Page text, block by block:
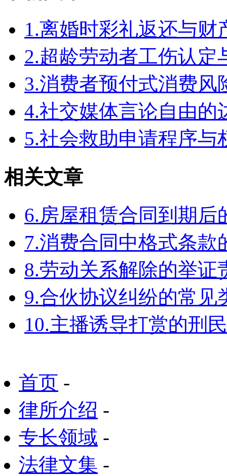
1.离婚时彩礼返还与财
2.超龄劳动者工伤认定
3.消费者预付式消费风
4.社交媒体言论自由
5.社会救助申请程序与
相关文章
6.房屋租赁合同到期后
7.消费合同中格式条款
8.劳动关系解除的举证
9.合伙协议纠纷的常见
10.主播诱导打赏的刑
首页 -
律所介绍 -
专长领域 -
法律文集 -